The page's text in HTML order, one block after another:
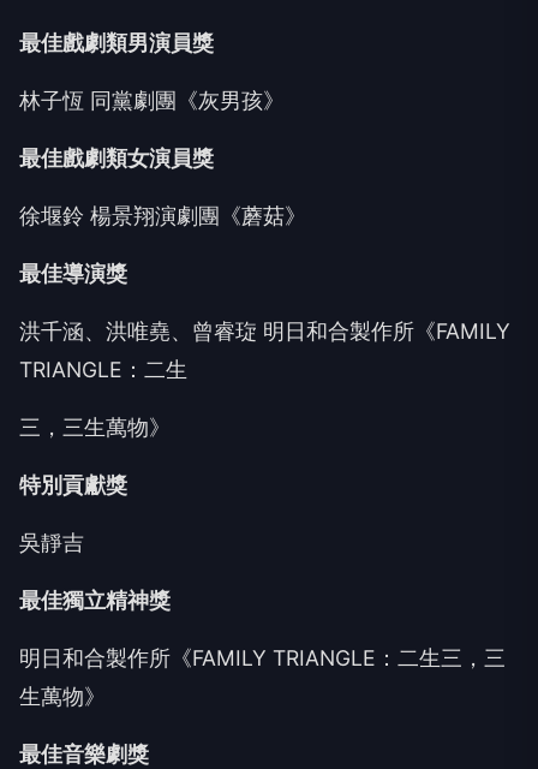
最佳戲劇類男演員獎
林子恆 同黨劇團《灰男孩》
最佳戲劇類女演員獎
徐堰鈴 楊景翔演劇團《蘑菇》
最佳導演獎
洪千涵、洪唯堯、曾睿琁 明日和合製作所《FAMILY
TRIANGLE：二生
三，三生萬物》
特別貢獻獎
吳靜吉
最佳獨立精神獎
明日和合製作所《FAMILY TRIANGLE：二生三，三
生萬物》
最佳音樂劇獎